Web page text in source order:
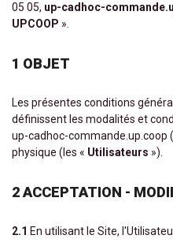
05 05, up-cadhoc-
UPCOOP ».
1 OBJET
Les présentes conditions
définissent les modalités et
up-cadhoc-commande.up.coop
physique (les « Utilisateurs »).
2 ACCEPTATION -
2.1 En utilisant le Site,